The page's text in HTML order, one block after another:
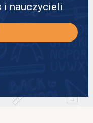
i nauczycieli